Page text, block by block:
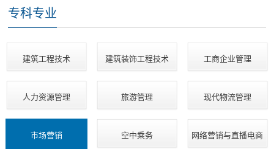
专科专业
建筑工程技术 建筑装饰工程技术 工商企业管理
人力资源管理 旅游管理 现代物流管理
市场营销 空中乘务 网络营销与直播电商